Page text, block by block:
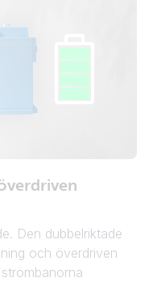
Den dubbelriktade
och överdriven